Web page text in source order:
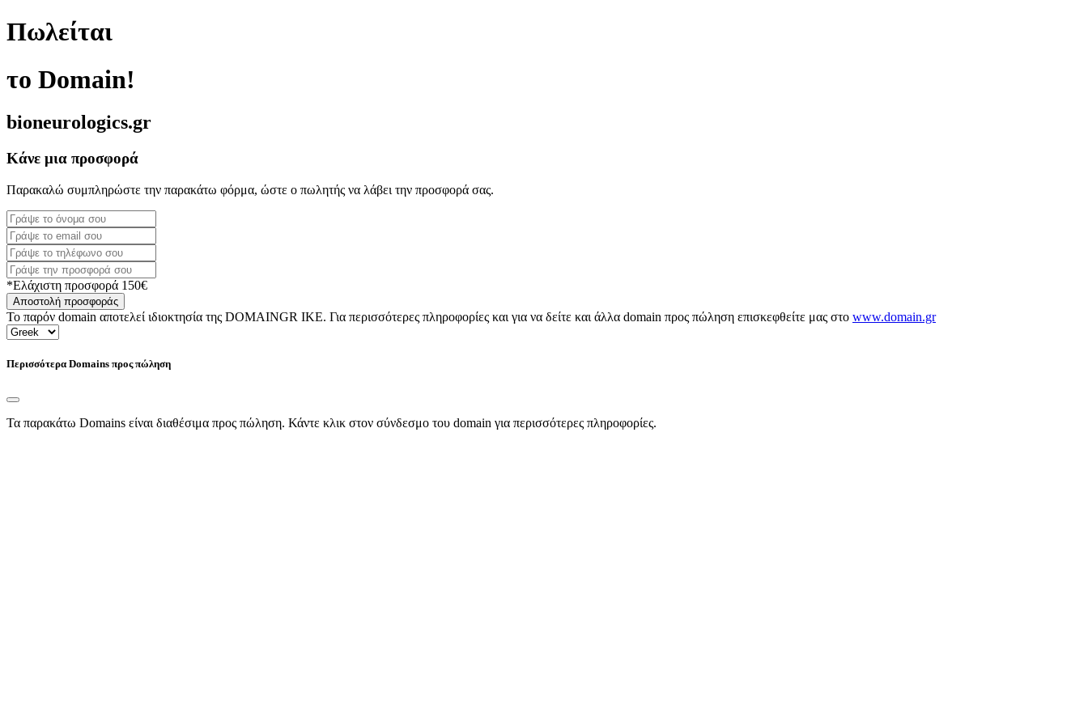
Πωλείται
το Domain!
bioneurologics.gr
Κάνε μια προσφορά
Παρακαλώ συμπληρώστε την παρακάτω φόρμα, ώστε ο πωλητής να λάβει την προσφορά σας.
*Ελάχιστη προσφορά 150€
Αποστολή προσφοράς
Το παρόν domain αποτελεί ιδιοκτησία της DOMAINGR ΙΚΕ. Για περισσότερες πληροφορίες και για να δείτε και άλλα domain προς πώληση επισκεφθείτε μας στο www.domain.gr
Περισσότερα Domains προς πώληση
Τα παρακάτω Domains είναι διαθέσιμα προς πώληση. Κάντε κλικ στον σύνδεσμο του domain για περισσότερες πληροφορίες.